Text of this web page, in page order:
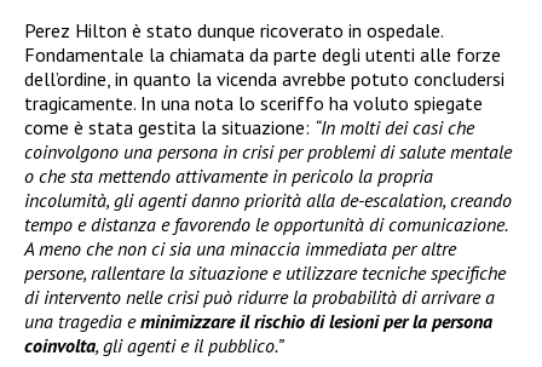
Perez Hilton è stato dunque ricoverato in ospedale.
Fondamentale la chiamata da parte degli utenti alle forze
dell’ordine, in quanto la vicenda avrebbe potuto concludersi
tragicamente. In una nota lo sceriffo ha voluto spiegate
come è stata gestita la situazione: “In molti dei casi che
coinvolgono una persona in crisi per problemi di salute mentale
o che sta mettendo attivamente in pericolo la propria
incolumità, gli agenti danno priorità alla de-escalation, creando
tempo e distanza e favorendo le opportunità di comunicazione.
A meno che non ci sia una minaccia immediata per altre
persone, rallentare la situazione e utilizzare tecniche specifiche
di intervento nelle crisi può ridurre la probabilità di arrivare a
una tragedia eminimizzare il rischio di lesioni per la persona
coinvolta, gli agenti e il pubblico.”